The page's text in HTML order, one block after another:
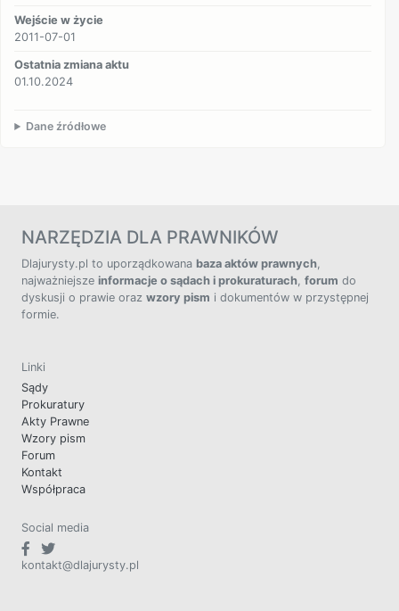
Wejście w życie
2011-07-01
Ostatnia zmiana aktu
01.10.2024
Dane źródłowe
NARZĘDZIA DLA PRAWNIKÓW
Dlajurysty.pl to uporządkowana baza aktów prawnych,
najważniejsze informacje o sądach i prokuraturach, forum do
dyskusji o prawie oraz wzory pism i dokumentów w przystępnej
formie.
Linki
Sądy
Prokuratury
Akty Prawne
Wzory pism
Forum
Kontakt
Współpraca
Social media
kontakt@dlajurysty.pl